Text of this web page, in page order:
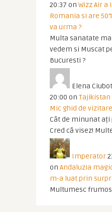
20:37 on Wizz Air
Romania si are
va urma ?
Multa sanatate
vedem si Muscat
Bucuresti ?
Elena
20:00 on Tajikistan
Mic ghid de vizitare
Cât de minunat ați
Cred că visez!
Imperator
on Andaluzia
m-a luat prin
Multumesc